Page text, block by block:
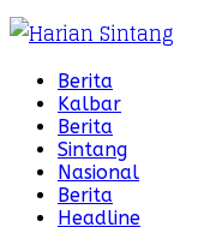
Berita
Kalbar
Berita
Sintang
Nasional
Berita
Headline